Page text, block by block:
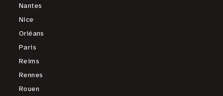
Nantes
Nice
Orléans
Paris
Reims
Rennes
Rouen